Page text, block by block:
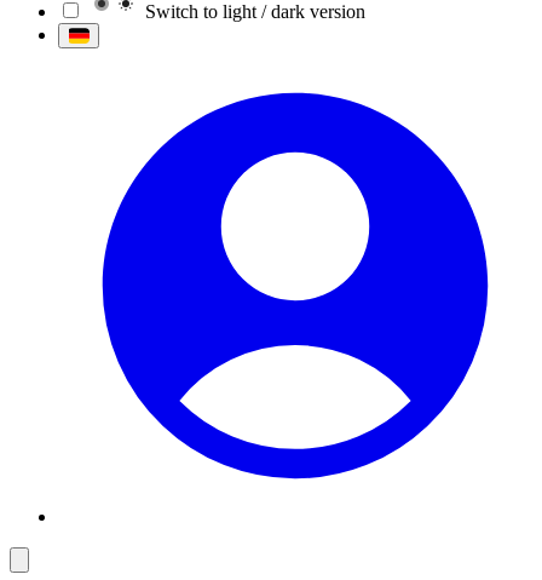
Switch to light / dark version